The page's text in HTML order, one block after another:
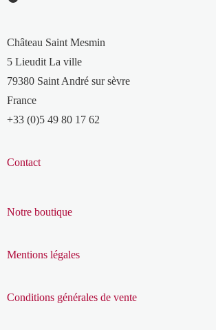
Château Saint Mesmin
5 Lieudit La ville
79380 Saint André sur sèvre
France
+33 (0)5 49 80 17 62
Contact
Notre boutique
Mentions légales
Conditions générales de vente